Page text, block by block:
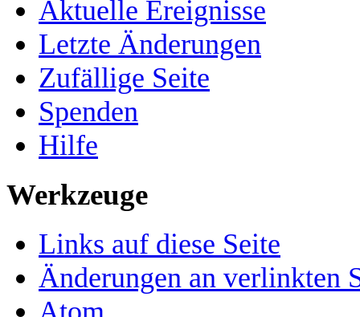
Aktuelle Ereignisse
Letzte Änderungen
Zufällige Seite
Spenden
Hilfe
Werkzeuge
Links auf diese Seite
Änderungen an verlinkten